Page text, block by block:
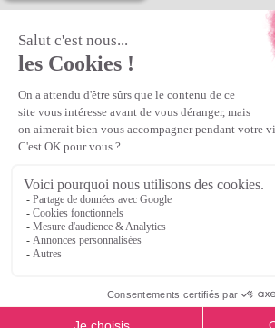
la référence en perles et bijoux
perles en ligne, telles que les perles
et cristaux et strass en cristal Preciosa, les
apprêts en Argent 925, Gold Filled, perles de
Matière Première est un
Première
Veuillez patienter...
Continuer vos achats
or Voir le panier